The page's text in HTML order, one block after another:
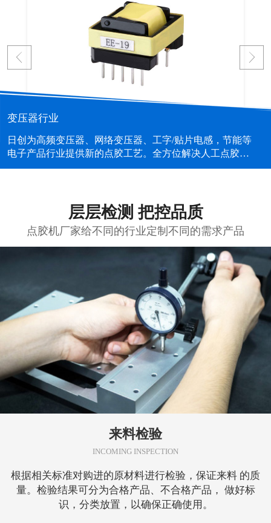
变压器行业
日创为高频变压器、网络变压器、工字/贴片电感，节能等
电子产品行业提供新的点胶工艺。全方位解决人工点胶的
不良、提高效率、胶量控制、工位脏乱等问题。...
层层检测 把控品质
点胶机厂家给不同的行业定制不同的需求产品
来料检验
INCOMING INSPECTION
根据相关标准对购进的原材料进行检验，保证来料 的质
量。检验结果可分为合格产品、不合格产品， 做好标
识，分类放置，以确保正确使用。